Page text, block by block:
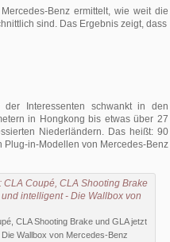
Benz ermittelt, wie weit die
sind. Das Ergebnis zeigt, dass
Interessenten schwankt in den
in Hongkong bis etwas über 27
Niederländern. Das heißt: 90
Plug-in-Modellen von Mercedes-Benz
CLA Shooting Brake und GLA jetzt
Wallbox von Mercedes-Benz